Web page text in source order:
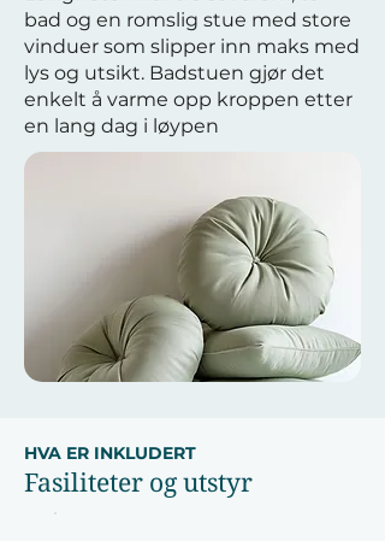
bad og en romslig stue med store
vinduer som slipper inn maks med
lys og utsikt. Badstuen gjør det
enkelt å varme opp kroppen etter
en lang dag i løypen
HVA ER INKLUDERT
Fasiliteter og utstyr